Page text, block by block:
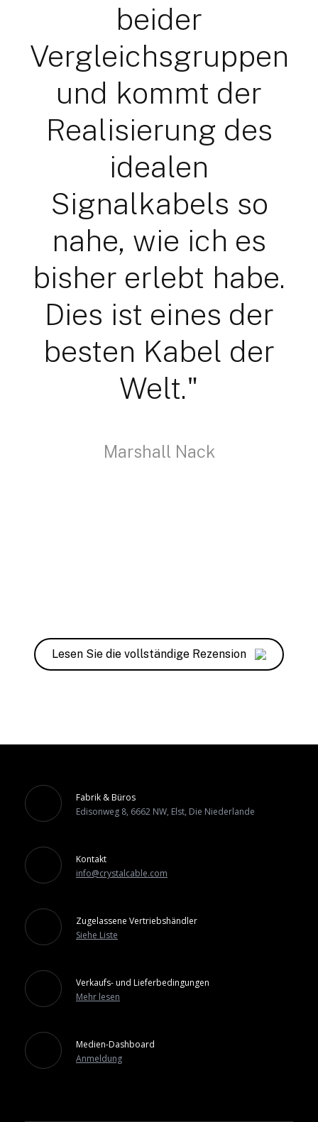
beider
Vergleichsgruppen
und kommt der
Realisierung des
idealen
Signalkabels so
nahe, wie ich es
bisher erlebt habe.
Dies ist eines der
besten Kabel der
Welt."
Marshall Nack
Lesen Sie die vollständige Rezension
Fabrik & Büros
Edisonweg 8, 6662 NW, Elst, Die Niederlande
Kontakt
info@crystalcable.com
Zugelassene Vertriebshändler
Siehe Liste
Verkaufs- und Lieferbedingungen
Mehr lesen
Medien-Dashboard
Anmeldung